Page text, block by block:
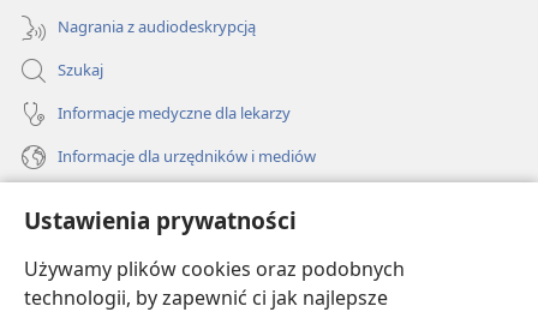
Ustawienia prywatności
Używamy plików cookies oraz podobnych
technologii, by zapewnić ci jak najlepsze
Nagrania z audiodeskrypcją
Szukaj
Informacje medyczne dla lekarzy
Informacje dla urzędników i mediów
Darowizny
(opens
new